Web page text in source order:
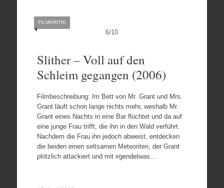
6/10
FILMKRITIK
Slither – Voll auf den
Schleim gegangen (2006)
Filmbeschreibung: Im Bett von Mr. Grant und Mrs.
Grant läuft schon lange nichts mehr, weshalb Mr.
Grant eines Nachts in eine Bar flüchtet und da auf
eine junge Frau trifft, die ihn in den Wald verführt.
Nachdem die Frau ihn jedoch abweist, entdecken
die beiden einen seltsamen Meteoriten, der Grant
plötzlich attackiert und mit irgendetwas…